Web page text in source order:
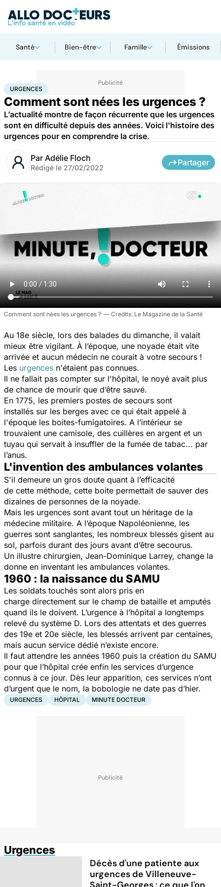
Santé Bien-être Famille Émissions
AccueilSanté Urgences
URGENCES
Comment sont nées les urgences ?
L’actualité montre de façon récurrente que les urgences
sont en difficulté depuis des années. Voici l'histoire des
urgences pour en comprendre la crise.
Par Adélie Floch
Rédigé le 27/02/2022
Partager
Comment sont nées les urgences ? Le Magazine de la Santé
Au 18e siècle, lors des balades du dimanche, il valait
mieux être vigilant. À l’époque, une noyade était vite
arrivée et aucun médecin ne courait à votre secours !
Les urgences n'étaient pas connues.
Il ne fallait pas compter sur l'hôpital, le noyé avait plus
de chance de mourir que d’être sauvé.
En 1775, les premiers postes de secours sont
installés sur les berges avec ce qui était appelé à
l'époque les boites-fumigatoires. A l’intérieur se
trouvaient une camisole, des cuillères en argent et un
tuyau qui servait à insuffler de la fumée de tabac... par
l’anus.
L'invention des ambulances volantes
S'il demeure un gros doute quant à l’efficacité
de cette méthode, cette boite permettait de sauver des
dizaines de personnes de la noyade.
Mais les urgences sont avant tout un héritage de la
médecine militaire. A l’époque Napoléonienne, les
guerres sont sanglantes, les nombreux blessés gisent au
sol, parfois durant des jours avant d’être secourus.
Un illustre chirurgien, Jean-Dominique Larrey, change la
donne en inventant les ambulances volantes.
1960 : la naissance du SAMU
Les soldats touchés sont alors pris en
charge directement sur le champ de bataille et amputés
quand ils le doivent. L’urgence à l’hôpital a longtemps
relevé du système D. Lors des attentats et des guerres
des 19e et 20e siècle, les blessés arrivent par centaines,
mais aucun service dédié n’existe encore.
Il faut attendre les années 1960 puis la création du SAMU
pour que l’hôpital crée enfin les services d’urgence
connus à ce jour. Dès leur apparition, ces services n’ont
d’urgent que le nom, la bobologie ne date pas d’hier.
URGENCES HÔPITAL MINUTE DOCTEUR
Urgences
Décès d'une patiente aux
urgences de Villeneuve-